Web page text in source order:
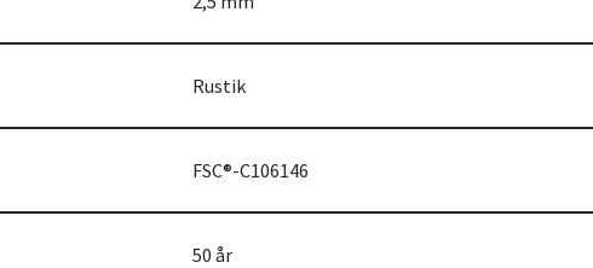
Rustik
FSC®-C106146
50 år